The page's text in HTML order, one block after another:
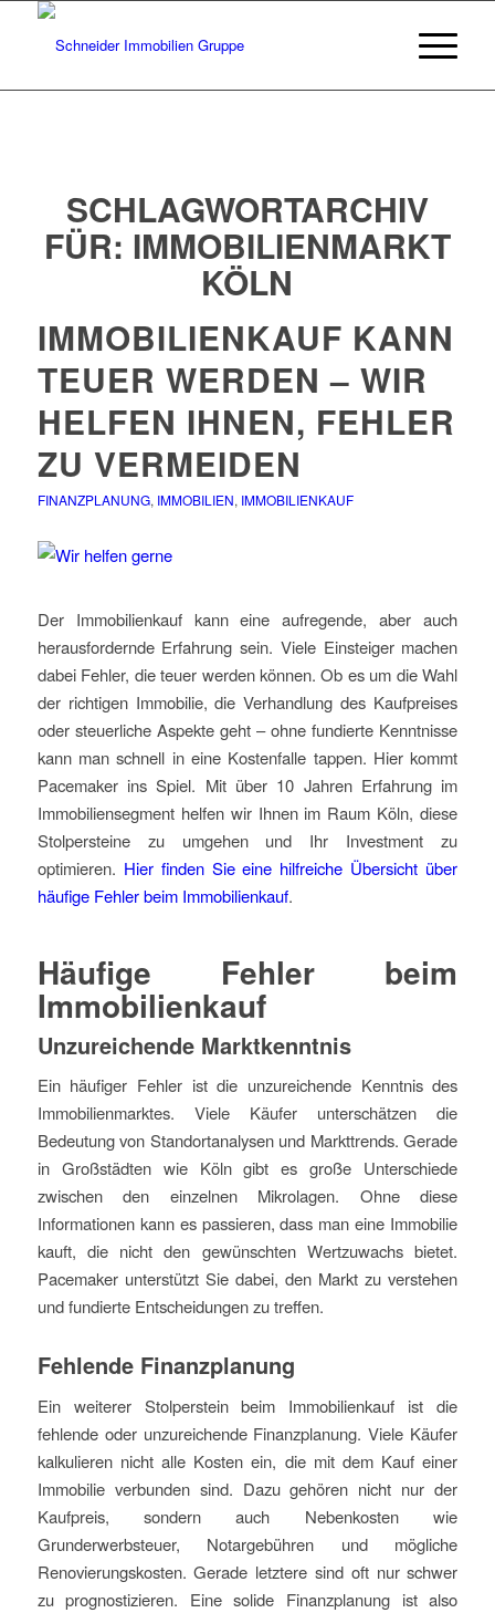
SCHLAGWORTARCHIV
FÜR: IMMOBILIENMARKT
KÖLN
IMMOBILIENKAUF KANN
TEUER WERDEN – WIR
HELFEN IHNEN, FEHLER
ZU VERMEIDEN
FINANZPLANUNG, IMMOBILIEN, IMMOBILIENKAUF
Der Immobilienkauf kann eine aufregende, aber auch
herausfordernde Erfahrung sein. Viele Einsteiger machen
dabei Fehler, die teuer werden können. Ob es um die Wahl
der richtigen Immobilie, die Verhandlung des Kaufpreises
oder steuerliche Aspekte geht – ohne fundierte Kenntnisse
kann man schnell in eine Kostenfalle tappen. Hier kommt
Pacemaker ins Spiel. Mit über 10 Jahren Erfahrung im
Immobiliensegment helfen wir Ihnen im Raum Köln, diese
Stolpersteine zu umgehen und Ihr Investment zu
optimieren. Hier finden Sie eine hilfreiche Übersicht über
häufige Fehler beim Immobilienkauf.
Häufige Fehler beim
Immobilienkauf
Unzureichende Marktkenntnis
Ein häufiger Fehler ist die unzureichende Kenntnis des
Immobilienmarktes. Viele Käufer unterschätzen die
Bedeutung von Standortanalysen und Markttrends. Gerade
in Großstädten wie Köln gibt es große Unterschiede
zwischen den einzelnen Mikrolagen. Ohne diese
Informationen kann es passieren, dass man eine Immobilie
kauft, die nicht den gewünschten Wertzuwachs bietet.
Pacemaker unterstützt Sie dabei, den Markt zu verstehen
und fundierte Entscheidungen zu treffen.
Fehlende Finanzplanung
Ein weiterer Stolperstein beim Immobilienkauf ist die
fehlende oder unzureichende Finanzplanung. Viele Käufer
kalkulieren nicht alle Kosten ein, die mit dem Kauf einer
Immobilie verbunden sind. Dazu gehören nicht nur der
Kaufpreis, sondern auch Nebenkosten wie
Grunderwerbsteuer, Notargebühren und mögliche
Renovierungskosten. Gerade letztere sind oft nur schwer
zu prognostizieren. Eine solide Finanzplanung ist also